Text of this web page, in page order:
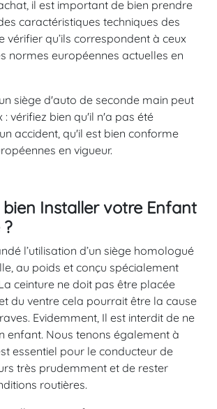
il est important de bien prendre
caractéristiques techniques des
vérifier qu’ils correspondent à ceux
normes européennes actuelles en
siège d'auto de seconde main peut
: vérifiez bien qu'il n'a pas été
accident, qu'il est bien conforme
en vigueur.
Installer votre Enfant
l’utilisation d’un siège homologué
au poids et conçu spécialement
ceinture ne doit pas être placée
du ventre cela pourrait être la cause
Evidemment, Il est interdit de ne
enfant. Nous tenons également à
essentiel pour le conducteur de
très prudemment et de rester
routières.